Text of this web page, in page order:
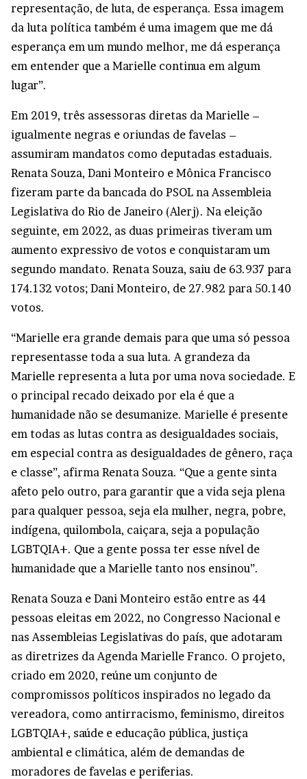
representação, de luta, de esperança. Essa imagem
da luta política também é uma imagem que me dá
esperança em um mundo melhor, me dá esperança
em entender que a Marielle continua em algum
lugar”.
Em 2019, três assessoras diretas da Marielle –
igualmente negras e oriundas de favelas –
assumiram mandatos como deputadas estaduais.
Renata Souza, Dani Monteiro e Mônica Francisco
fizeram parte da bancada do PSOL na Assembleia
Legislativa do Rio de Janeiro (Alerj). Na eleição
seguinte, em 2022, as duas primeiras tiveram um
aumento expressivo de votos e conquistaram um
segundo mandato. Renata Souza, saiu de 63.937 para
174.132 votos; Dani Monteiro, de 27.982 para 50.140
votos.
“Marielle era grande demais para que uma só pessoa
representasse toda a sua luta. A grandeza da
Marielle representa a luta por uma nova sociedade. E
o principal recado deixado por ela é que a
humanidade não se desumanize. Marielle é presente
em todas as lutas contra as desigualdades sociais,
em especial contra as desigualdades de gênero, raça
e classe”, afirma Renata Souza. “Que a gente sinta
afeto pelo outro, para garantir que a vida seja plena
para qualquer pessoa, seja ela mulher, negra, pobre,
indígena, quilombola, caiçara, seja a população
LGBTQIA+. Que a gente possa ter esse nível de
humanidade que a Marielle tanto nos ensinou”.
Renata Souza e Dani Monteiro estão entre as 44
pessoas eleitas em 2022, no Congresso Nacional e
nas Assembleias Legislativas do país, que adotaram
as diretrizes da Agenda Marielle Franco. O projeto,
criado em 2020, reúne um conjunto de
compromissos políticos inspirados no legado da
vereadora, como antirracismo, feminismo, direitos
LGBTQIA+, saúde e educação pública, justiça
ambiental e climática, além de demandas de
moradores de favelas e periferias.